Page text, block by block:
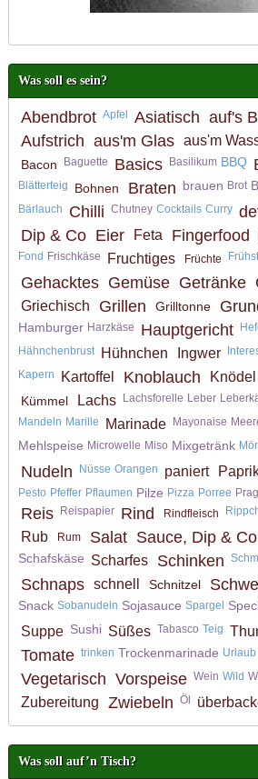
Was soll es sein?
Abendbrot Apfel Asiatisch auf's
Aufstrich aus'm Glas aus'm
Bacon
Baguette Basics Basilikum BBQ
Blätterteig Bohnen Braten brauen Brot
Bärlauch Chilli Chutney Cocktails Curry
Dip & Co Eier Feta Fingerfood
Fond Frischkäse Fruchtiges Früchte
Gehacktes Gemüse Getränke
Griechisch Grillen Grilltonne
Hamburger Harzkäse Hauptgericht
Hähnchenbrust
Hühnchen Ingwer
Kapern Kartoffel Knoblauch Knödel
Kümmel Lachs Lachsforelle Leber
Mandeln Marille Marinade Mayonaise
Mehlspeise Microwelle Miso Mixgetränk
Nudeln Nüsse Orangen paniert
Pesto Pfeffer Pflaumen Pilze Pizza Porree Prag
Reis Reispapier Rind Rindfleisch
Rub Rum Salat Sauce, Dip & Co
Schafskäse Scharfes Schinken
Schnaps schnell Schnitzel
Snack Sobanudeln Sojasauce Spargel
Suppe Sushi Süßes Tabasco Teig
Tomate trinken Trockenmarinade Urlaub
Vegetarisch Vorspeise Wein Wild
Zubereitung
Zwiebeln Öl
Was soll auf’n Tisch?